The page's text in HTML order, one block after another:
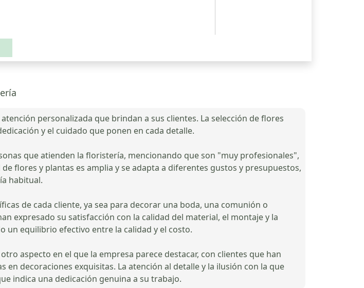
personalizada que brindan a sus clientes. La selección de flores
y el cuidado que ponen en cada detalle.
que atienden la floristería, mencionando que son "muy profesionales",
flores y plantas es amplia y se adapta a diferentes gustos y presupuestos,
habitual.
de cada cliente, ya sea para decorar una boda, una comunión o
expresado su satisfacción con la calidad del material, el montaje y la
un equilibrio efectivo entre la calidad y el costo.
aspecto en el que la empresa parece destacar, con clientes que han
decoraciones exquisitas. La atención al detalle y la ilusión con la que
indica una dedicación genuina a su trabajo.